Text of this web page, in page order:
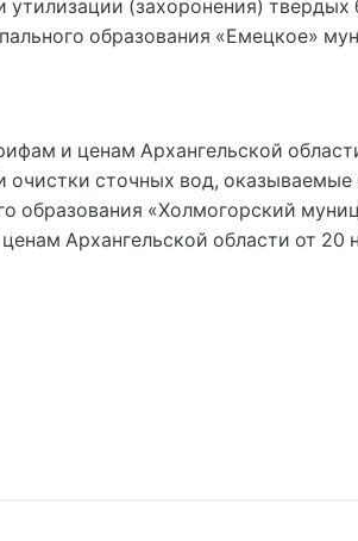
утилизации (захоронения)
образования «Емецкое»
и ценам Архангельской
очистки сточных вод,
образования «Холмогорский
Архангельской области от 20